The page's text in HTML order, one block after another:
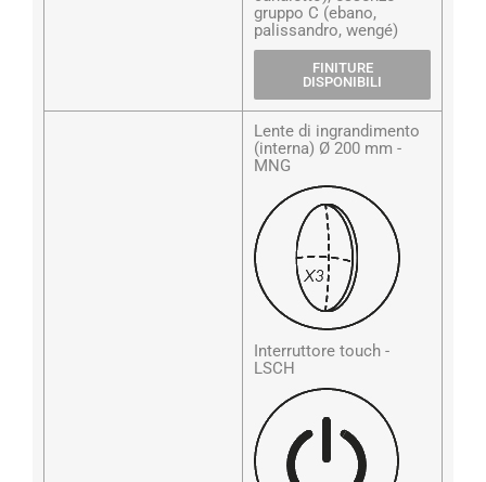
gruppo C (ebano,
palissandro, wengé)
FINITURE
DISPONIBILI
Lente di ingrandimento
(interna) Ø 200 mm -
MNG
Interruttore touch -
LSCH